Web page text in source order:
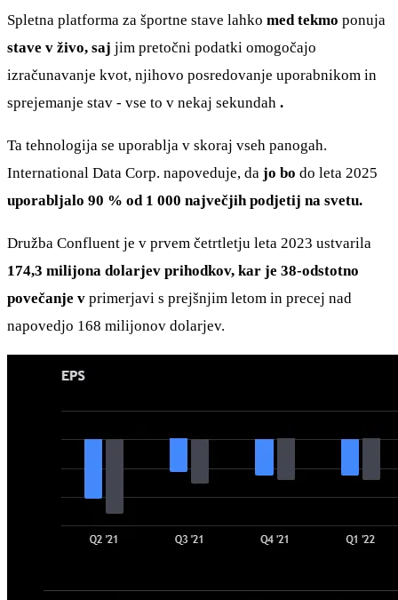
Spletna platforma za športne stave lahko med tekmo ponuja
stave v živo, saj jim pretočni podatki omogočajo
izračunavanje kvot, njihovo posredovanje uporabnikom in
sprejemanje stav - vse to v nekaj sekundah .
Ta tehnologija se uporablja v skoraj vseh panogah.
International Data Corp. napoveduje, da jo bo do leta 2025
uporabljalo 90 % od 1 000 največjih podjetij na svetu.
Družba Confluent je v prvem četrtletju leta 2023 ustvarila
174,3 milijona dolarjev prihodkov, kar je 38-odstotno
povečanje v primerjavi s prejšnjim letom in precej nad
napovedjo 168 milijonov dolarjev.